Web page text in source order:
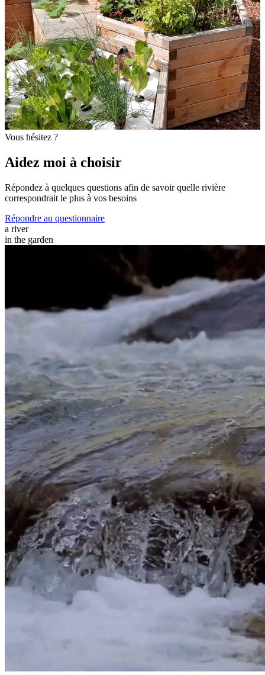
Vous hésitez ?
Aidez moi à choisir
Répondez à quelques questions afin de savoir quelle rivière
correspondrait le plus à vos besoins
Répondre au questionnaire
a river
in the garden